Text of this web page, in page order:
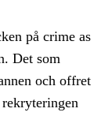
på crime as
Det som
och offret